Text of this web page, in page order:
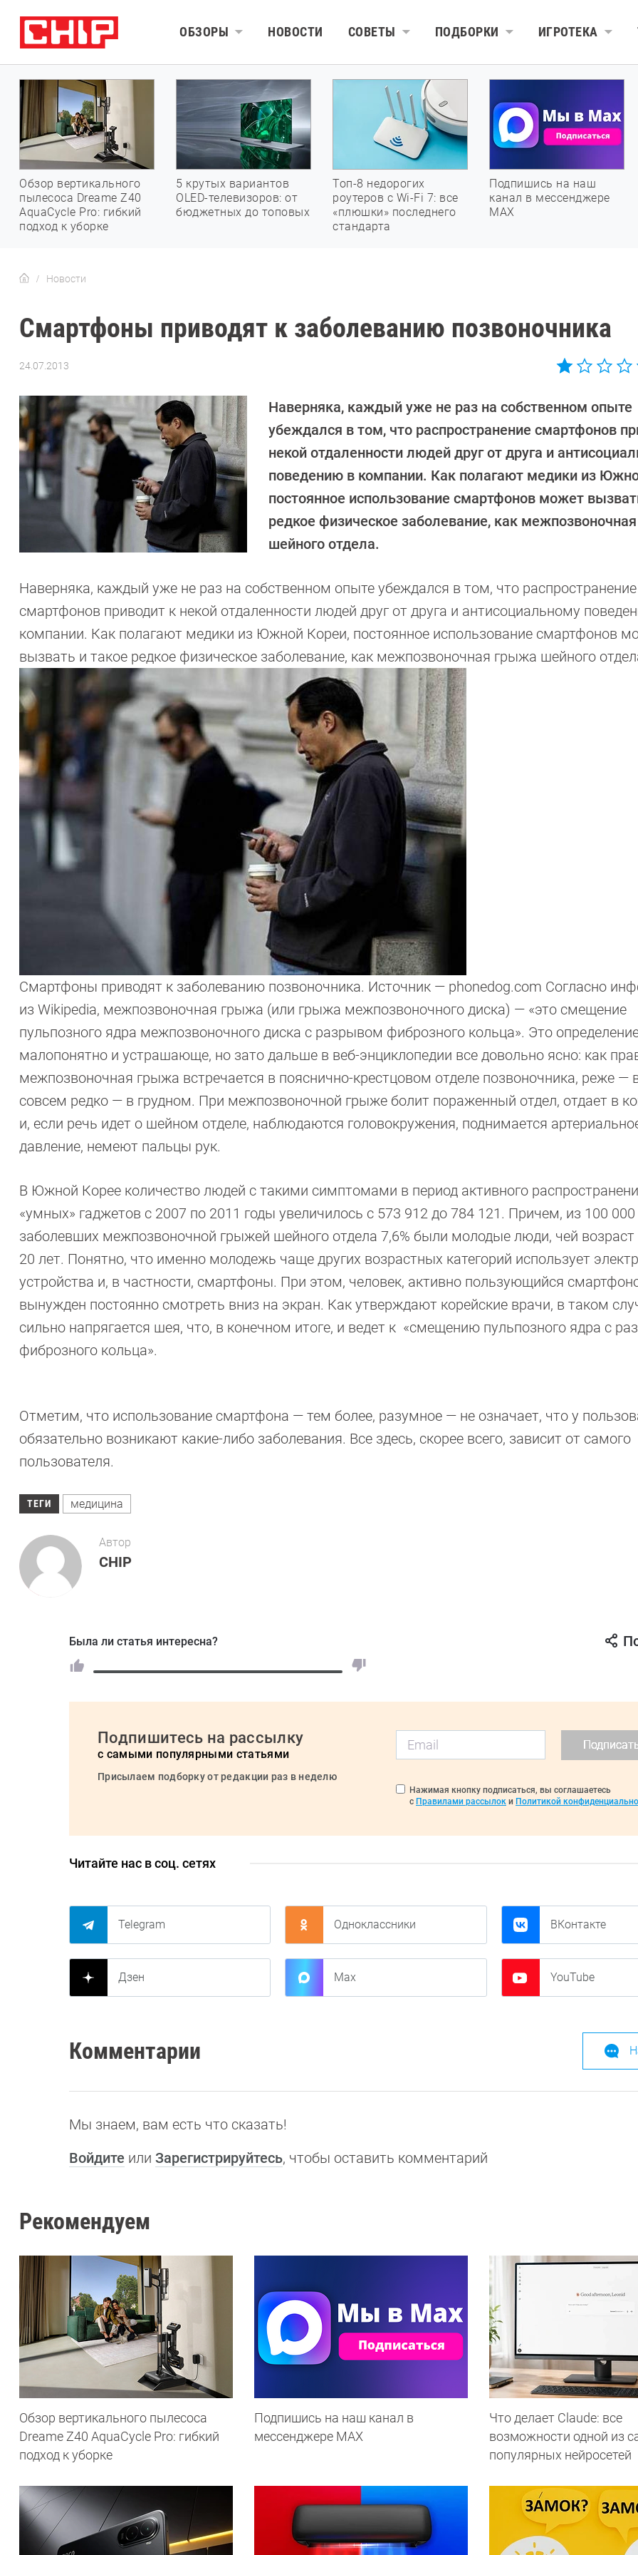
ОБЗОРЫ НОВОСТИ СОВЕТЫ ПОДБОРКИ ИГРОТЕКА
Обзор вертикального
пылесоса Dreame Z40
AquaCycle Pro: гибкий
подход к уборке
5 крутых вариантов
OLED-телевизоров: от
бюджетных до топовых
Топ-8 недорогих
роутеров с Wi-Fi 7: все
«плюшки» последнего
стандарта
Подпишись на наш
канал в мессенджере
МАХ
Новости
Смартфоны приводят к заболеванию позвоночника
24.07.2013
Наверняка, каждый уже не раз на собственном опыте
убеждался в том, что распространение смартфонов
некой отдаленности людей друг от друга и
поведению в компании. Как полагают медики из
постоянное использование смартфонов может
редкое физическое заболевание, как
шейного отдела.
Наверняка, каждый уже не раз на собственном опыте убеждался в том, что распространение
смартфонов приводит к некой отдаленности людей друг от друга и антисоциальному
компании. Как полагают медики из Южной Кореи, постоянное использование смартфонов
вызвать и такое редкое физическое заболевание, как межпозвоночная грыжа шейного
Смартфоны приводят к заболеванию позвоночника. Источник — phonedog.com Согласно
из Wikipedia, межпозвоночная грыжа (или грыжа межпозвоночного диска) — «это смещение
пульпозного ядра межпозвоночного диска с разрывом фиброзного кольца». Это
малопонятно и устрашающе, но зато дальше в веб-энциклопедии все довольно ясно: как
межпозвоночная грыжа встречается в пояснично-крестцовом отделе позвоночника, реже —
совсем редко — в грудном. При межпозвоночной грыже болит пораженный отдел, отдает в
и, если речь идет о шейном отделе, наблюдаются головокружения, поднимается
давление, немеют пальцы рук.
В Южной Корее количество людей с такими симптомами в период активного
«умных» гаджетов с 2007 по 2011 годы увеличилось с 573 912 до 784 121. Причем, из 100 000
заболевших межпозвоночной грыжей шейного отдела 7,6% были молодые люди, чей
20 лет. Понятно, что именно молодежь чаще других возрастных категорий использует
устройства и, в частности, смартфоны. При этом, человек, активно пользующийся
вынужден постоянно смотреть вниз на экран. Как утверждают корейские врачи, в таком
сильно напрягается шея, что, в конечном итоге, и ведет к «смещению пульпозного ядра с
фиброзного кольца».
Отметим, что использование смартфона — тем более, разумное — не означает, что у
обязательно возникают какие-либо заболевания. Все здесь, скорее всего, зависит от самого
пользователя.
ТЕГИ медицина
Автор
CHIP
Была ли статья интересна?
Подпишитесь на рассылку
с самыми популярными статьями
Присылаем подборку от редакции раз в неделю
Нажимая кнопку подписаться, вы соглашаетесь
с Правилами рассылок и Политикой
Читайте нас в соц. сетях
Telegram Одноклассники ВКонтакте
Дзен Max YouTube
Комментарии
Мы знаем, вам есть что сказать!
Войдите или Зарегистрируйтесь, чтобы оставить комментарий
Рекомендуем
Обзор вертикального пылесоса
Dreame Z40 AquaCycle Pro: гибкий
подход к уборке
Подпишись на наш канал в
мессенджере МАХ
Что делает Сlaude: все
возможности одной из
популярных нейросетей